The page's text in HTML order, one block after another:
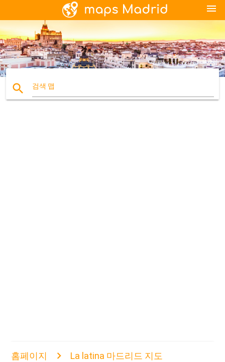
menu
search 검색 맵
홈페이지 La latina 마드리드 지도